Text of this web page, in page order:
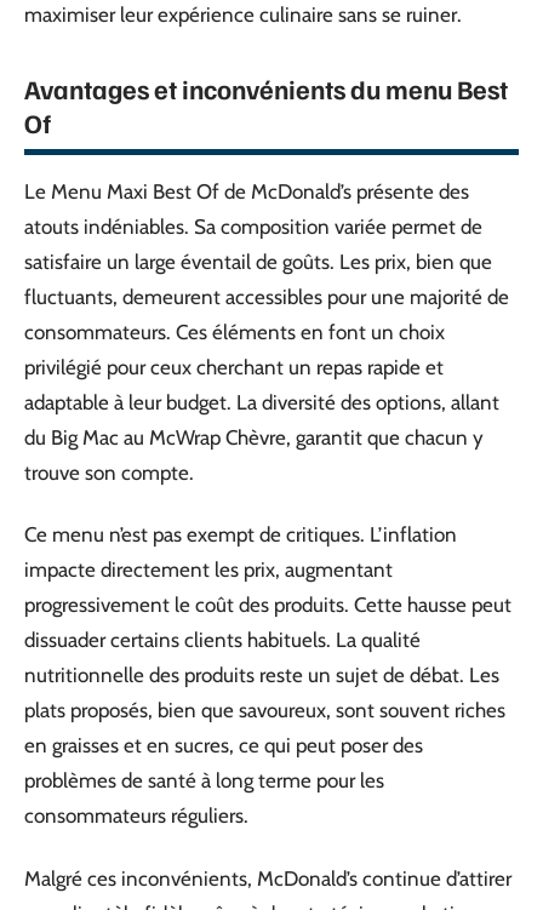
maximiser leur expérience culinaire sans se ruiner.
Avantages et inconvénients du menu Best
Of
Le Menu Maxi Best Of de McDonald’s présente des
atouts indéniables. Sa composition variée permet de
satisfaire un large éventail de goûts. Les prix, bien que
fluctuants, demeurent accessibles pour une majorité de
consommateurs. Ces éléments en font un choix
privilégié pour ceux cherchant un repas rapide et
adaptable à leur budget. La diversité des options, allant
du Big Mac au McWrap Chèvre, garantit que chacun y
trouve son compte.
Ce menu n’est pas exempt de critiques. L’inflation
impacte directement les prix, augmentant
progressivement le coût des produits. Cette hausse peut
dissuader certains clients habituels. La qualité
nutritionnelle des produits reste un sujet de débat. Les
plats proposés, bien que savoureux, sont souvent riches
en graisses et en sucres, ce qui peut poser des
problèmes de santé à long terme pour les
consommateurs réguliers.
Malgré ces inconvénients, McDonald’s continue d’attirer